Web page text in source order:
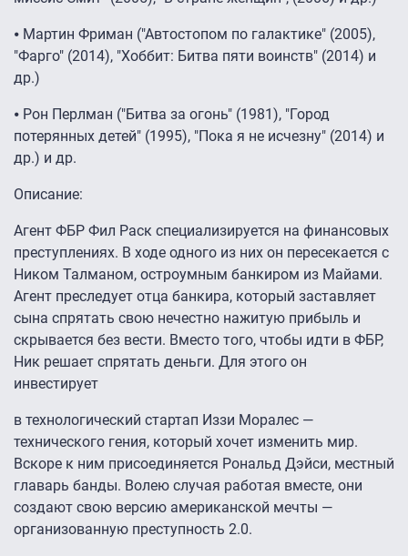
⦁ Мартин Фриман ("Автостопом по галактике" (2005),
"Фарго" (2014), "Хоббит: Битва пяти воинств" (2014) и
др.)
⦁ Рон Перлман ("Битва за огонь" (1981), "Город
потерянных детей" (1995), "Пока я не исчезну" (2014) и
др.) и др.
Описание:
Агент ФБР Фил Раск специализируется на финансовых
преступлениях. В ходе одного из них он пересекается с
Ником Талманом, остроумным банкиром из Майами.
Агент преследует отца банкира, который заставляет
сына спрятать свою нечестно нажитую прибыль и
скрывается без вести. Вместо того, чтобы идти в ФБР,
Ник решает спрятать деньги. Для этого он
инвестирует
в технологический стартап Иззи Моралес —
технического гения, который хочет изменить мир.
Вскоре к ним присоединяется Рональд Дэйси, местный
главарь банды. Волею случая работая вместе, они
создают свою версию американской мечты —
организованную преступность 2.0.